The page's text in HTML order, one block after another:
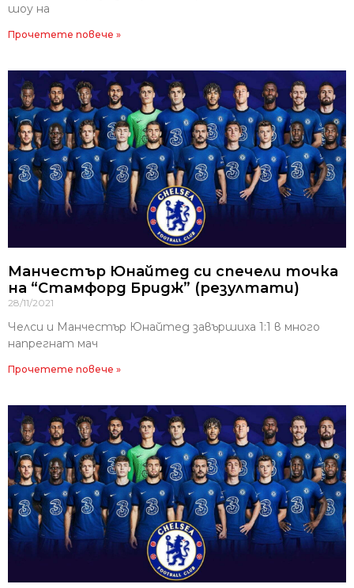
шоу на
Прочетете повече »
Манчестър Юнайтед си спечели точка
на “Стамфорд Бридж” (резултати)
28/11/2021
Челси и Манчестър Юнайтед завършиха 1:1 в много
напрегнат мач
Прочетете повече »